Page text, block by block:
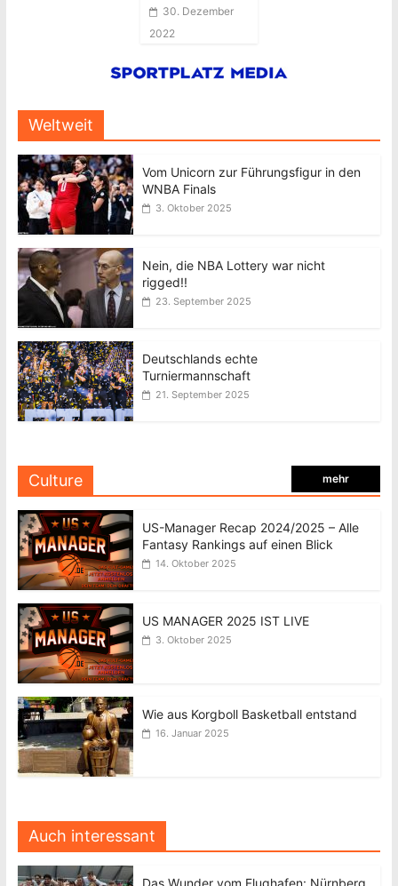
30. Dezember
2022
Weltweit
Vom Unicorn zur Führungsfigur in den
WNBA Finals
3. Oktober 2025
Nein, die NBA Lottery war nicht
rigged!!
23. September 2025
Deutschlands echte
Turniermannschaft
21. September 2025
Culture mehr
US-Manager Recap 2024/2025 – Alle
Fantasy Rankings auf einen Blick
14. Oktober 2025
US MANAGER 2025 IST LIVE
3. Oktober 2025
Wie aus Korgboll Basketball entstand
16. Januar 2025
Auch interessant
Das Wunder vom Flughafen: Nürnberg